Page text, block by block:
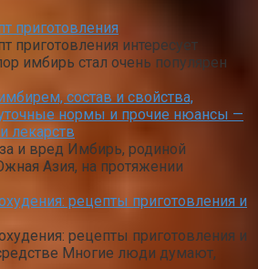
приготовления
приготовления интересует
имбирь стал очень популярен
состав и свойства,
нормы и прочие нюансы —
лекарств
и вред Имбирь, родиной
Азия, на протяжении
рецепты приготовления и
рецепты приготовления и
Многие люди думают,